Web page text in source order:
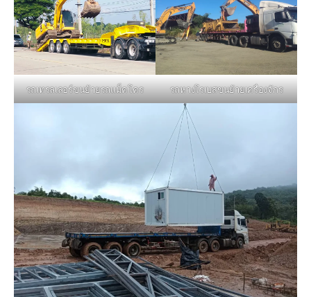
รถเทรลเลอร์ขนย้ายรถแม็คโคร รถหางโรเบสขนย้ายเครื่องจักร